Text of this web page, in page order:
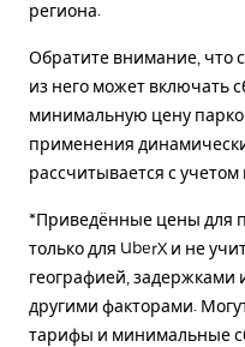
региона.
Обратите внимание, что
из него может включать
минимальную цену
применения
рассчитывается с
*Приведённые цены для
только для UberX и не
географией, задержками
другими факторами.
тарифы и минимальные